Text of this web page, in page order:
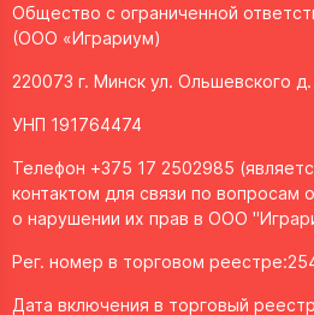
Общество с ограниченной
(ООО «Играриум)
220073 г. Минск ул. Ольшевского
УНП 191764474
Телефон +375 17 2502985
контактом для связи по вопросам
о нарушении их прав в ООО
Рег. номер в торговом
Дата включения в торговый